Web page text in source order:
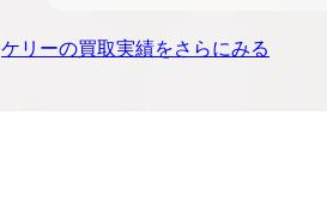
ケリーの買取実績をさらにみる